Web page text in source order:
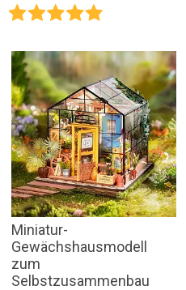
Miniatur-
Gewächshausmodell
zum
Selbstzusammenbau